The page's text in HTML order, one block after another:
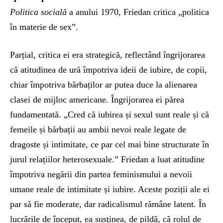
Politica socială a anului 1970, Friedan critica „politica
în materie de sex”.
Parțial, critica ei era strategică, reflectând îngrijorarea
că atitudinea de ură împotriva ideii de iubire, de copii,
chiar împotriva bărbaților ar putea duce la alienarea
clasei de mijloc americane. Îngrijorarea ei părea
fundamentată. „Cred că iubirea și sexul sunt reale și că
femeile și bărbații au ambii nevoi reale legate de
dragoste și intimitate, ce par cel mai bine structurate în
jurul relațiilor heterosexuale.” Friedan a luat atitudine
împotriva negării din partea feminismului a nevoii
umane reale de intimitate și iubire. Aceste poziții ale ei
par să fie moderate, dar radicalismul rămâne latent. În
lucrările de început, ea susținea, de pildă, că rolul de